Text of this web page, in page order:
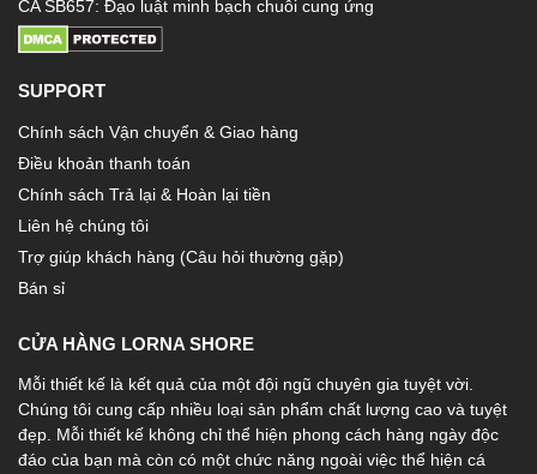
CA SB657: Đạo luật minh bạch chuỗi cung ứng
SUPPORT
Chính sách Vận chuyển & Giao hàng
Điều khoản thanh toán
Chính sách Trả lại & Hoàn lại tiền
Liên hệ chúng tôi
Trợ giúp khách hàng (Câu hỏi thường gặp)
Bán sỉ
CỬA HÀNG LORNA SHORE
Mỗi thiết kế là kết quả của một đội ngũ chuyên gia tuyệt vời.
Chúng tôi cung cấp nhiều loại sản phẩm chất lượng cao và tuyệt
đẹp. Mỗi thiết kế không chỉ thể hiện phong cách hàng ngày độc
đáo của bạn mà còn có một chức năng ngoài việc thể hiện cá